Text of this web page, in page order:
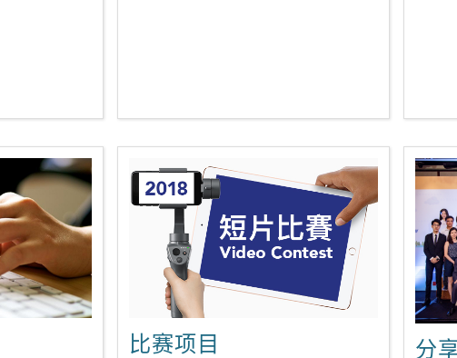
比赛项目 分